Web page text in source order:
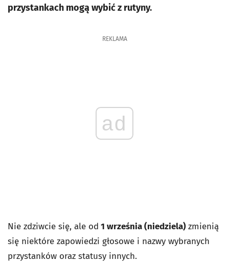
przystankach mogą wybić z rutyny.
REKLAMA
ad
Nie zdziwcie się, ale od 1 września (niedziela)zmienią
się niektóre zapowiedzi głosowe i nazwy wybranych
przystanków oraz statusy innych.